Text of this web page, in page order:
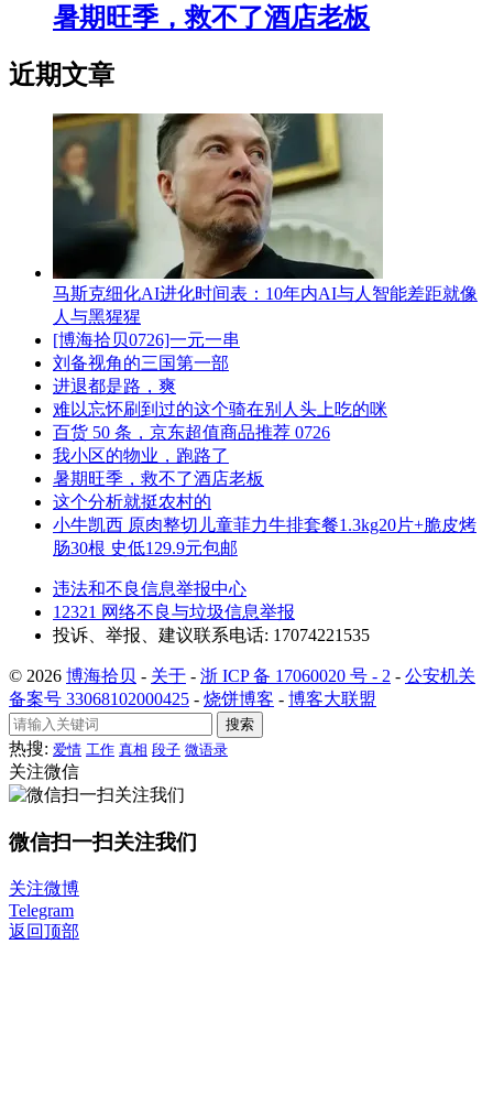
暑期旺季，救不了酒店老板
近期文章
马斯克细化AI进化时间表：10年内AI与人智能差距就像
人与黑猩猩
[博海拾贝0726]一元一串
刘备视角的三国第一部
进退都是路，爽
难以忘怀刷到过的这个骑在别人头上吃的咪
百货 50 条，京东超值商品推荐 0726
我小区的物业，跑路了
暑期旺季，救不了酒店老板
这个分析就挺农村的
小牛凯西 原肉整切儿童菲力牛排套餐1.3kg20片+脆皮烤
肠30根 史低129.9元包邮
违法和不良信息举报中心
12321 网络不良与垃圾信息举报
投诉、举报、建议联系电话: 17074221535
© 2026 博海拾贝 - 关于 - 浙 ICP 备 17060020 号 - 2 - 公安机关
备案号 33068102000425 - 烧饼博客 - 博客大联盟
搜索
热搜: 爱情 工作 真相 段子 微语录
关注微信
微信扫一扫关注我们
关注微博
Telegram
返回顶部